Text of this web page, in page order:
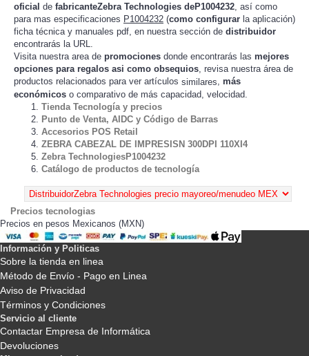
oficial de fabricanteZebra Technologies deP1004232 , así como
para mas especificaciones P1004232 (como configurar la aplicación)
ficha técnica y manuales pdf, en nuestra sección de distribuidor
encontrarás la URL.
Visita nuestra area de promociones donde encontrarás las mejores
opciones para regalos asi como obsequios, revisa nuestra área de
productos relacionados para ver artículos similares, más
económicos o comparativo de más capacidad, velocidad.
Tienda Tecnología y precios
Punto de Venta, AIDC y Código de Barras
Accesorios POS Retail
ZEBRA CABEZAL DE IMPRESISN 300DPI 110XI4
Zebra TechnologiesP1004232
Catálogo de productos de tecnología
Precios tecnologias
Precios en pesos Mexicanos (MXN)
Información y Politicas
Sobre la tienda en linea
Método de Envío - Pago en Linea
Aviso de Privacidad
Términos y Condiciones
Servicio al cliente
Contactar Empresa de Informática
Devoluciones